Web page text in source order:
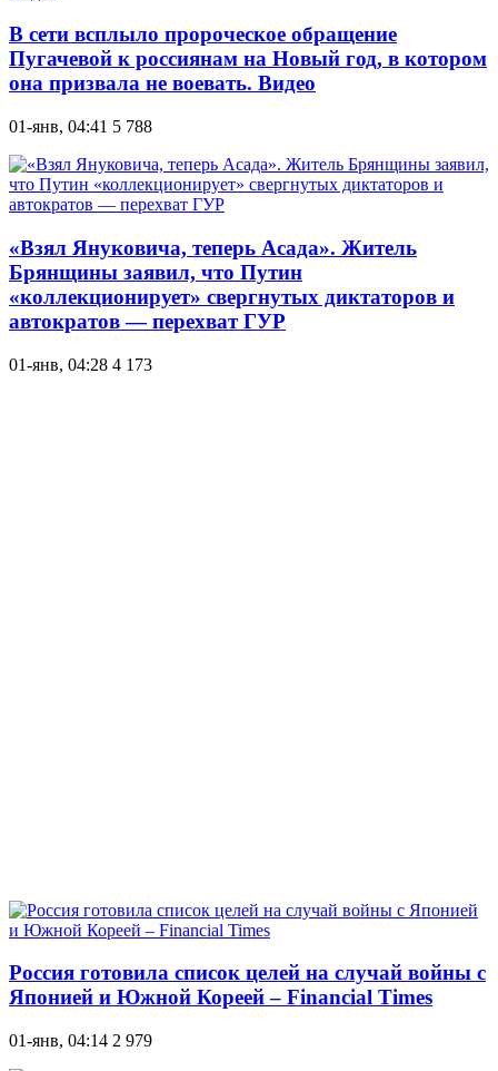
В сети всплыло пророческое обращение
Пугачевой к россиянам на Новый год, в котором
она призвала не воевать. Видео
01-янв, 04:41 5 788
«Взял Януковича, теперь Асада». Житель
Брянщины заявил, что Путин
«коллекционирует» свергнутых диктаторов и
автократов — перехват ГУР
01-янв, 04:28 4 173
Россия готовила список целей на случай войны с
Японией и Южной Кореей – Financial Times
01-янв, 04:14 2 979